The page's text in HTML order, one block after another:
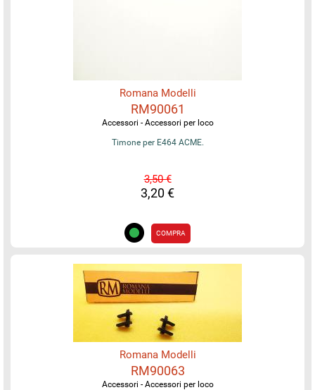
Romana Modelli
RM90061
Accessori - Accessori per loco
Timone per E464 ACME.
3,50 €
3,20 €
COMPRA
Romana Modelli
RM90063
Accessori - Accessori per loco